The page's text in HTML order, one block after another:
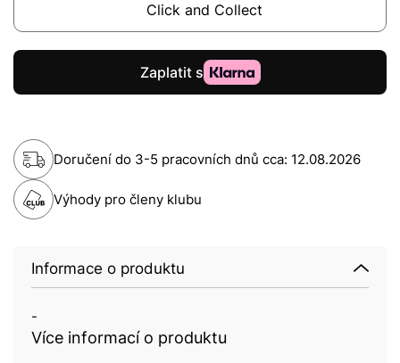
Click and Collect
Doručení do 3-5 pracovních dnů cca: 12.08.2026
Výhody pro členy klubu
Informace o produktu
-
Více informací o produktu